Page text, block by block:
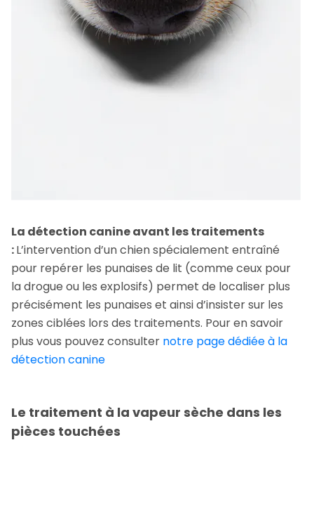
La détection canine avant les traitements
:L’intervention d’un chien spécialement entraîné
pour repérer les punaises de lit (comme ceux pour
la drogue ou les explosifs) permet de localiser plus
précisément les punaises et ainsi d’insister sur les
zones ciblées lors des traitements. Pour en savoir
plus vous pouvez consulter notre page dédiée à la
détection canine
Le traitement à la vapeur sèche dans les
pièces touchées